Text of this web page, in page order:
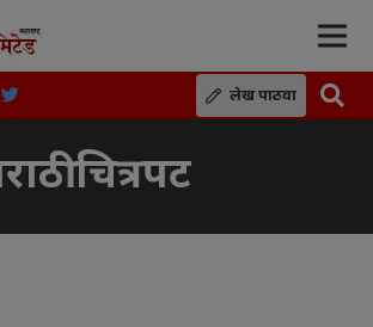
लेख पाठवा
चित्रपट